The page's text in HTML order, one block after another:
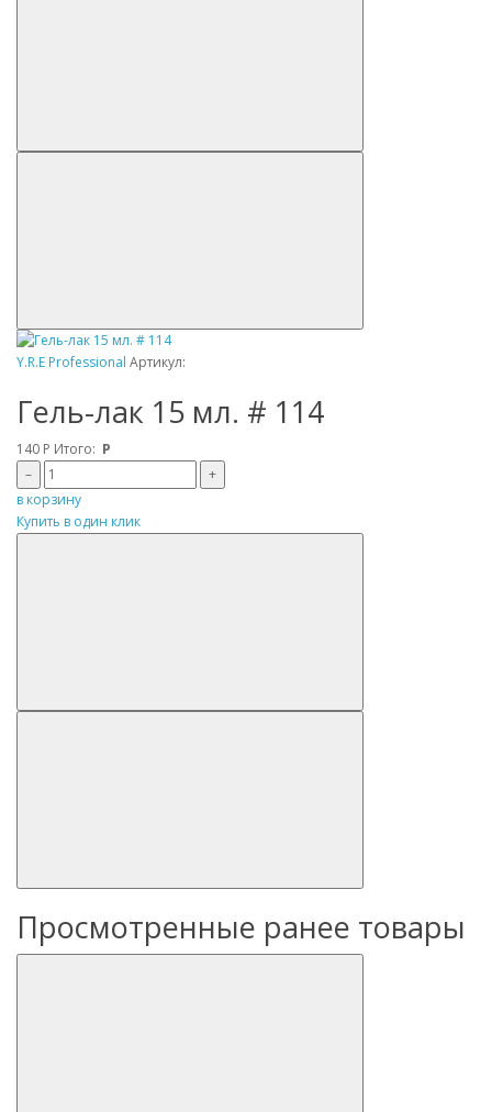
Y.R.E Professional Артикул:
Гель-лак 15 мл. # 114
140 Р Итого: Р
–
+
в корзину
Купить в один клик
Просмотренные ранее товары